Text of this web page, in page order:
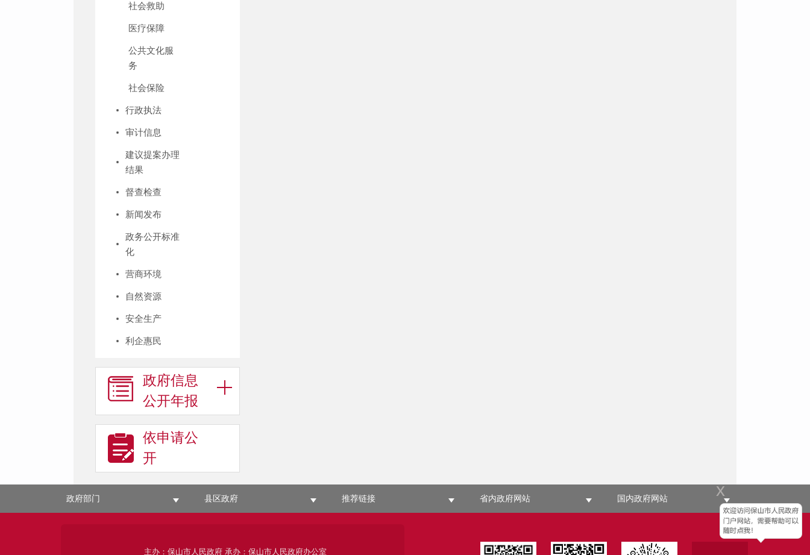
x
社会救助
医疗保障
公共文化服
务
社会保险
行政执法
审计信息
建议提案办理
结果
督查检查
新闻发布
政务公开标准
化
营商环境
自然资源
安全生产
利企惠民
政府信息
公开年报
依申请公
开
政府部门 县区政府 推荐链接 省内政府网站 国内政府网站
主办：保山市人民政府 承办：保山市人民政府办公室